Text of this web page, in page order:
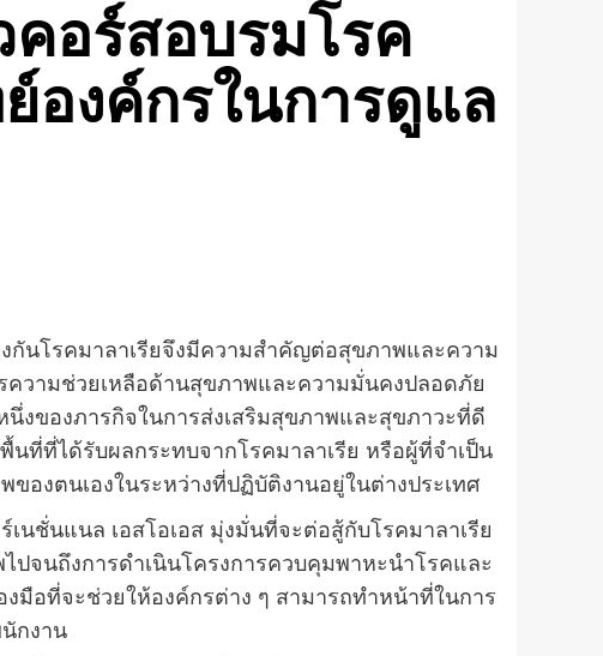
คอร์สอบรมโรค
องค์กรในการดูแล
กันโรคมาลาเรียจึงมีความสำคัญต่อสุขภาพและความ
ความช่วยเหลือด้านสุขภาพและความมั่นคงปลอดภัย
งของภารกิจในการส่งเสริมสุขภาพและสุขภาวะที่ดี
ที่ที่ได้รับผลกระทบจากโรคมาลาเรีย หรือผู้ที่จำเป็น
องตนเองในระหว่างที่ปฏิบัติงานอยู่ในต่างประเทศ
นชั่นแนล เอสโอเอส มุ่งมั่นที่จะต่อสู้กับโรคมาลาเรีย
ปจนถึงการดำเนินโครงการควบคุมพาหะนำโรคและ
มือที่จะช่วยให้องค์กรต่าง ๆ สามารถทำหน้าที่ในการ
กงาน